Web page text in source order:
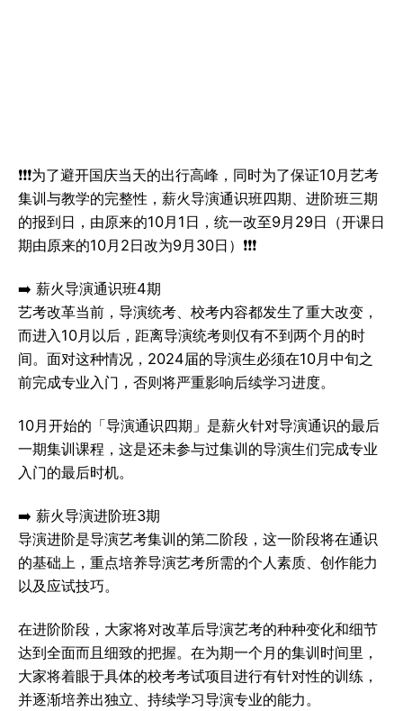
❗️❗️❗️为了避开国庆当天的出行高峰，同时为了保证10月艺考
集训与教学的完整性，薪火导演通识班四期、进阶班三期
的报到日，由原来的10月1日，统一改至9月29日（开课日
期由原来的10月2日改为9月30日）❗️❗️❗️
➡️ 薪火导演通识班4期
艺考改革当前，导演统考、校考内容都发生了重大改变，
而进入10月以后，距离导演统考则仅有不到两个月的时
间。面对这种情况，2024届的导演生必须在10月中旬之
前完成专业入门，否则将严重影响后续学习进度。
10月开始的「导演通识四期」是薪火针对导演通识的最后
一期集训课程，这是还未参与过集训的导演生们完成专业
入门的最后时机。
➡️ 薪火导演进阶班3期
导演进阶是导演艺考集训的第二阶段，这一阶段将在通识
的基础上，重点培养导演艺考所需的个人素质、创作能力
以及应试 技巧。
在进阶阶段，大家将对改革后导演艺考的种种变化和细节
达到全面而且细致的把握。在为期一个月的集训时间里，
大家将着眼于具体的校考考试项目进行有针对性的训练，
并逐渐培养出独立、持续学习导演专业的能力。